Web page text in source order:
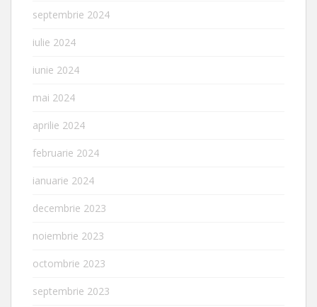
septembrie 2024
iulie 2024
iunie 2024
mai 2024
aprilie 2024
februarie 2024
ianuarie 2024
decembrie 2023
noiembrie 2023
octombrie 2023
septembrie 2023